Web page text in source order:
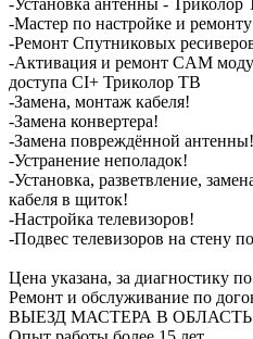
-Мастер по настройке и
-Ремонт Спутниковых
-Активация и ремонт CAM
доступа CI+ Триколор ТВ
-Замена, монтаж кабеля!
-Замена конвертера!
-Замена повреждённой антенны!
-Устранение неполадок!
-Установка, разветвление,
кабеля в щиток!
-Настройка телевизоров!
-Подвес телевизоров на стену
Цена указана, за диагностику
Ремонт и обслуживание по
ВЫЕЗД МАСТЕРА В